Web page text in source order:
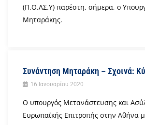
(Π.Ο.ΑΣ.Υ) παρέστη, σήμερα, ο
Μηταράκης.
Συνάντηση Μηταράκη – Σχοινά:
16 Ιανουαρίου 2020
Ο υπουργός Μετανάστευσης και
Ευρωπαϊκής Επιτροπής στην Αθήνα